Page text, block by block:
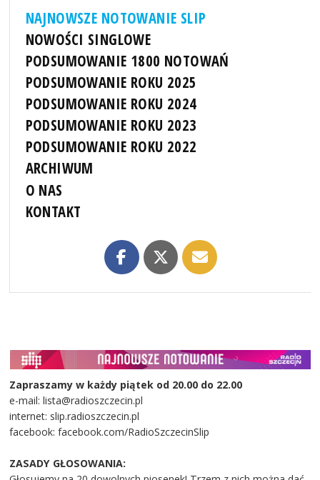
NAJNOWSZE NOTOWANIE SLIP
NOWOŚCI SINGLOWE
PODSUMOWANIE 1800 NOTOWAŃ
PODSUMOWANIE ROKU 2025
PODSUMOWANIE ROKU 2024
PODSUMOWANIE ROKU 2023
PODSUMOWANIE ROKU 2022
ARCHIWUM
O NAS
KONTAKT
Zapraszamy w każdy piątek od 20.00 do 22.00
e-mail: lista@radioszczecin.pl
internet: slip.radioszczecin.pl
facebook: facebook.com/RadioSzczecinSlip
ZASADY GŁOSOWANIA: